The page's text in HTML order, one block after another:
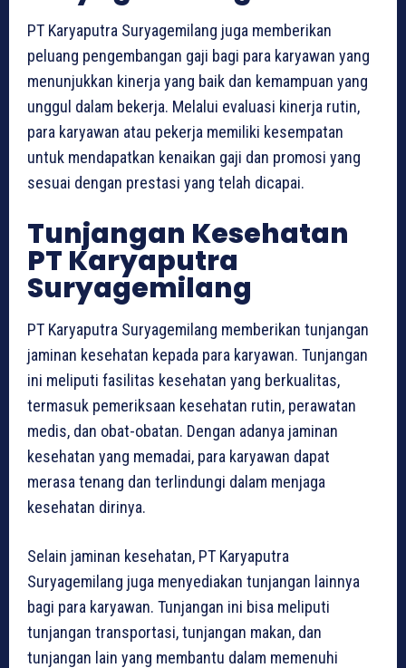
PT Karyaputra Suryagemilang juga memberikan
peluang pengembangan gaji bagi para karyawan yang
menunjukkan kinerja yang baik dan kemampuan yang
unggul dalam bekerja. Melalui evaluasi kinerja rutin,
para karyawan atau pekerja memiliki kesempatan
untuk mendapatkan kenaikan gaji dan promosi yang
sesuai dengan prestasi yang telah dicapai.
Tunjangan Kesehatan
PT Karyaputra
Suryagemilang
PT Karyaputra Suryagemilang memberikan tunjangan
jaminan kesehatan kepada para karyawan. Tunjangan
ini meliputi fasilitas kesehatan yang berkualitas,
termasuk pemeriksaan kesehatan rutin, perawatan
medis, dan obat-obatan. Dengan adanya jaminan
kesehatan yang memadai, para karyawan dapat
merasa tenang dan terlindungi dalam menjaga
kesehatan dirinya.
Selain jaminan kesehatan, PT Karyaputra
Suryagemilang juga menyediakan tunjangan lainnya
bagi para karyawan. Tunjangan ini bisa meliputi
tunjangan transportasi, tunjangan makan, dan
tunjangan lain yang membantu dalam memenuhi